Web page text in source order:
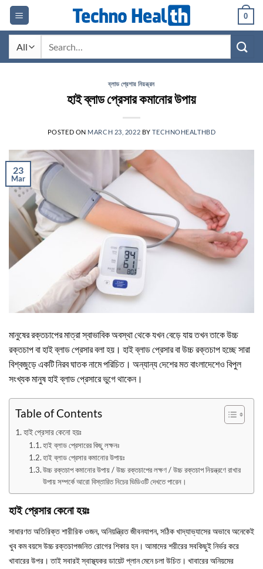
Skip
content
0
ব্লাড প্রেশার নিয়ন্ত্রন
হাই ব্লাড প্রেসার কমানোর উপায়
POSTED ON MARCH 23, 2022 BYTECHNOHEALTHBD
23
Mar
মানুষের রক্তচাপের মাত্রা স্বাভাবিক অবস্থা থেকে যখন বেড়ে যায় তখন তাকে উচ্চ
রক্তচাপ বা হাই ব্লাড প্রেসার বলা হয়। হাই ব্লাড প্রেসার বা উচ্চ রক্তচাপ হচ্ছে সারা
বিশ্বজুড়ে একটি নিরব ঘাতক নামে পরিচিত। অন্যান্য দেশের মত বাংলাদেশেও বিপুল
সংখ্যক মানুষ হাই ব্লাড প্রেসারে ভুগে থাকেন।
Table of Contents
হাই প্রেসার কেনো হয়ঃ
হাই ব্লাড প্রেসারের কিছু লক্ষনঃ
হাই ব্লাড প্রেসার কমানোর উপায়ঃ
উচ্চ রক্তচাপ কমানোর উপায় / উচ্চ রক্তচাপের লক্ষণ / উচ্চ রক্তচাপ নিয়ন্ত্রণে রাখার
উপায় সম্পর্কে আরো বিস্তারিত নিচের ভিডিওটি দেখতে পারেন।
হাই প্রেসার কেনো হয়ঃ
সাধারণত অতিরিক্ত শারীরিক ওজন, অনিয়ন্ত্রিত জীবনযাপন, সঠিক খাদ্যাভ্যাসের অভাবে অনেকেই
খুব কম বয়সে উচ্চ রক্তচাপজনিত রোগের শিকার হন। আমাদের শরীরের সবকিছুই নির্ভর করে
খাবারের উপর। তাই সবারই স্বাস্থ্যকর ডায়েট প্লান মেনে চলা উচিত। খাবারের অনিয়মের